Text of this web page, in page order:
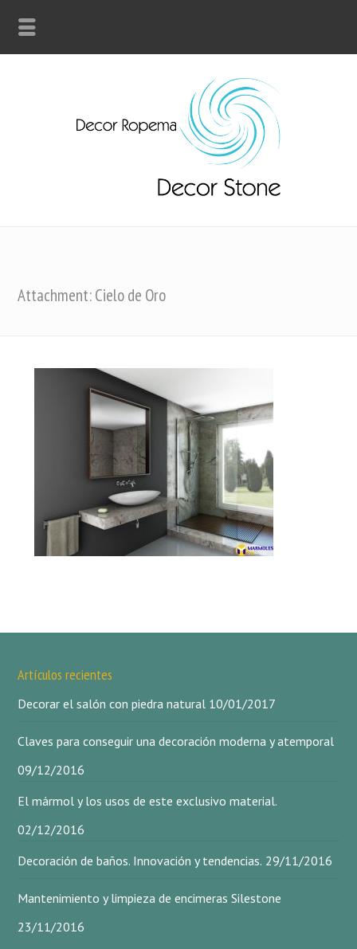
Attachment: Cielo de Oro
Artículos recientes
Decorar el salón con piedra natural 10/01/2017
Claves para conseguir una decoración moderna y atemporal
09/12/2016
El mármol y los usos de este exclusivo material.
02/12/2016
Decoración de baños. Innovación y tendencias. 29/11/2016
Mantenimiento y limpieza de encimeras Silestone
23/11/2016